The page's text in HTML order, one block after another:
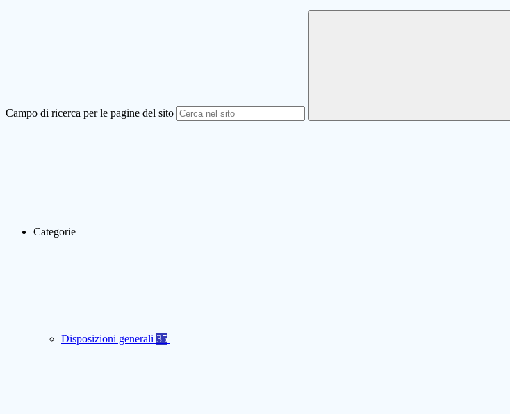
Campo di ricerca per le pagine del sito
Categorie
Disposizioni generali 35